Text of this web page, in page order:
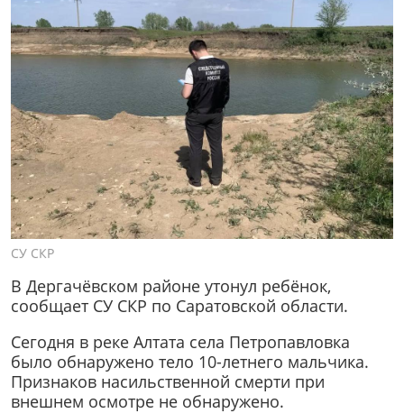
СУ СКР
В Дергачёвском районе утонул ребёнок,
сообщает СУ СКР по Саратовской области.
Сегодня в реке Алтата села Петропавловка
было обнаружено тело 10-летнего мальчика.
Признаков насильственной смерти при
внешнем осмотре не обнаружено.